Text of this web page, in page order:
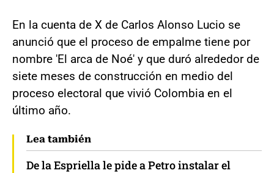
En la cuenta de X de Carlos Alonso Lucio se
anunció que el proceso de empalme tiene por
nombre 'El arca de Noé' y que duró alrededor de
siete meses de construcción en medio del
proceso electoral que vivió Colombia en el
último año.
Lea también
De la Espriella le pide a Petro instalar el